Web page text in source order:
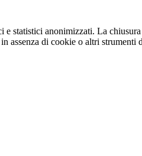
e statistici anonimizzati. La
assenza di cookie o altri strumenti